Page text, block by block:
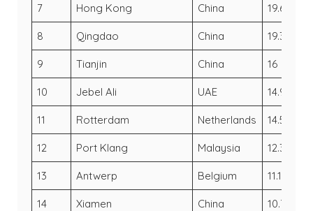
7 Hong Kong China 19.6
8 Qingdao China 19.31
9 Tianjin China 16
10 Jebel Ali UAE 14.95
11 Rotterdam Netherlands 14.5
12 Port Klang Malaysia 12.32
13 Antwerp Belgium 11.1
14 Xiamen China 10.7